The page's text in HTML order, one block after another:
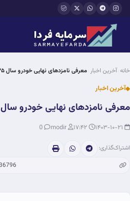
رفتن به محتوای اصلی
خانه آخرین اخبار معرفی نامزدهای نهایی خودرو سال ۲۰۲۵
آخرین اخبار
معرفی نامزدهای نهایی خودرو سال ۲۰۲۵
اشتراک‌گذاری: